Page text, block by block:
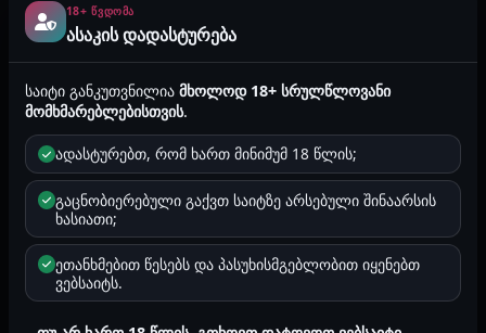
ქართული:პარამეტრები
English:Settings
Русский:Настройки
3. გადადით საიტის პარამეტრებზე
ქართული:საიტის პარამეტრებიანსაიტები
English:
Site Settings or
Sites
Русский:
Настройки сайтов или Сайты
4. მართეთ შეტყობინებები
18+ ᲬᲕᲓᲝᲛᲐ
ასაკის დადასტურება
საიტი განკუთვნილიამხოლოდ 18+ სრულწლოვანი
მომხმარებლებისთვის.
ადასტურებთ, რომ ხართ მინიმუმ 18 წლის;
გაცნობიერებული გაქვთ საიტზე არსებული შინაარსის
ხასიათი;
ეთანხმებით წესებს და პასუხისმგებლობით იყენებთ
ვებსაიტს.